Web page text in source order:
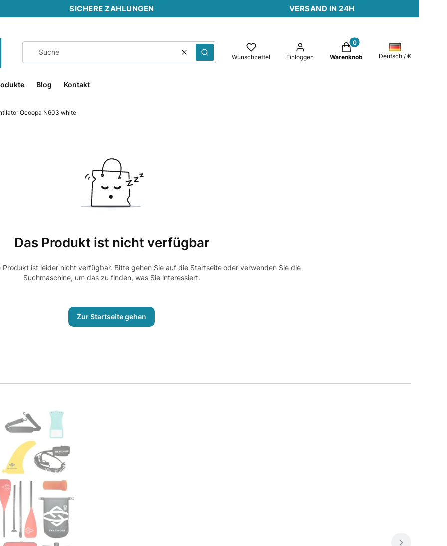
SICHERE ZAHLUNGEN VERSAND IN 24H
Klar Suche Wunschzettel Einloggen
Produkte im Warenkorb: 0.
Warenknob Deutsch / €
Blog Kontakt
Ocoopa N603 white
Das Produkt ist nicht verfügbar
Produkt ist leider nicht verfügbar. Bitte gehen Sie auf die Startseite oder verwenden Sie die
Suchmaschine, um das zu finden, was Sie interessiert.
Zur Startseite gehen